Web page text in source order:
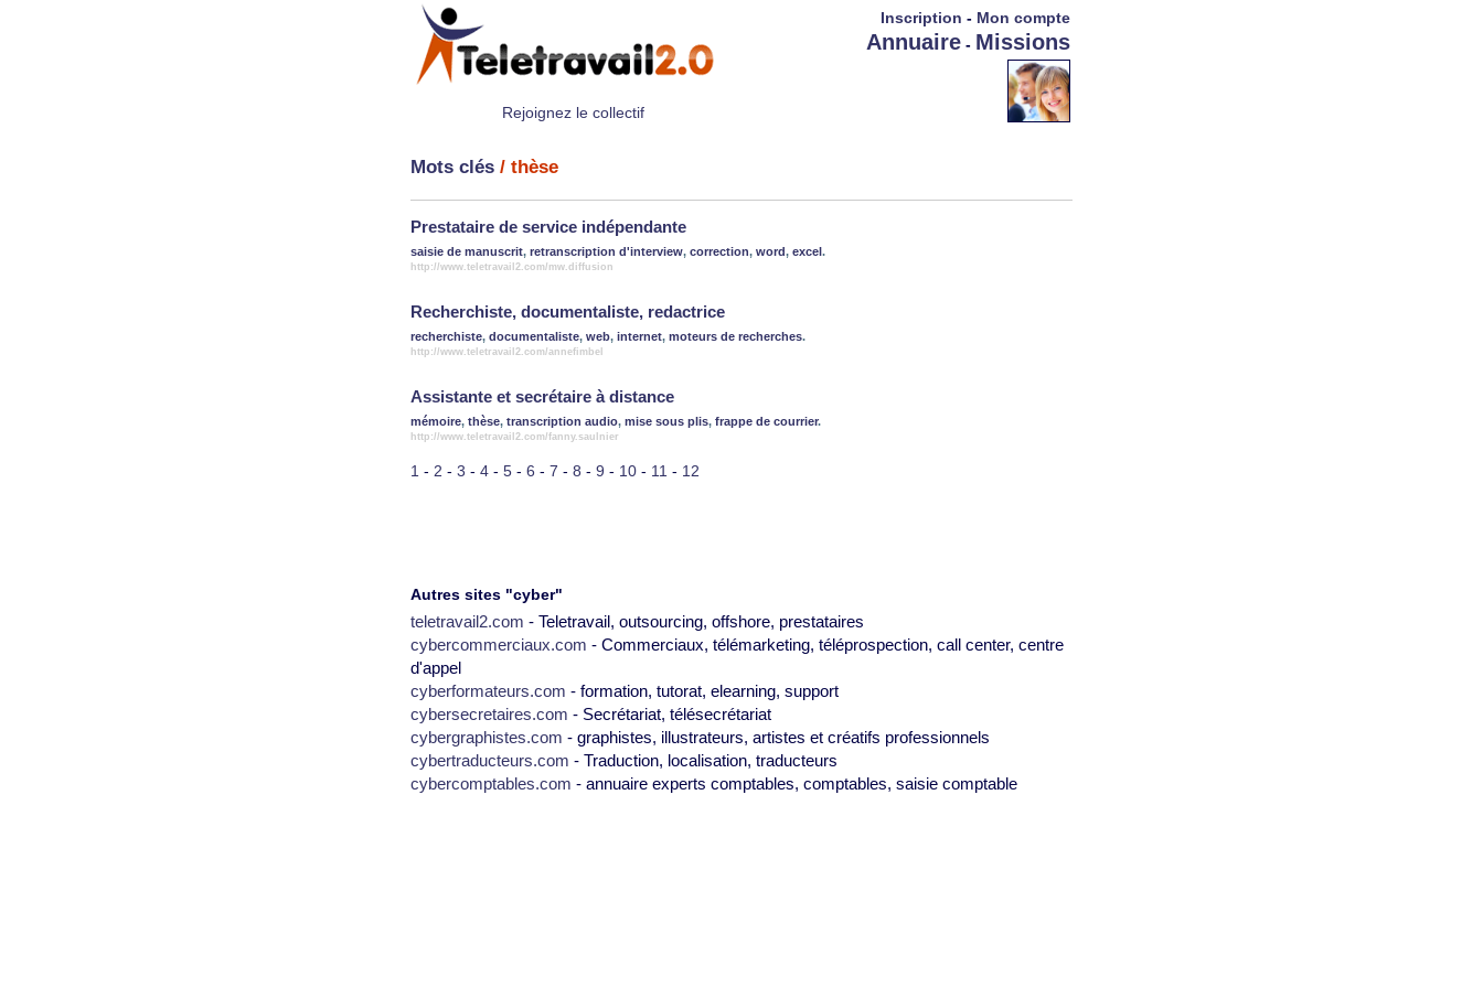
Rejoignez le collectif
Inscription - Mon compte
Annuaire - Missions
Mots clés / thèse
Prestataire de service indépendante
saisie de manuscrit, retranscription d'interview, correction, word, excel.
http://www.teletravail2.com/mw.diffusion
Recherchiste, documentaliste, redactrice
recherchiste, documentaliste, web, internet, moteurs de recherches.
http://www.teletravail2.com/annefimbel
Assistante et secrétaire à distance
mémoire, thèse, transcription audio, mise sous plis, frappe de courrier.
http://www.teletravail2.com/fanny.saulnier
1 - 2 - 3 - 4 - 5 - 6 - 7 - 8 - 9 - 10 - 11 - 12
Autres sites "cyber"
teletravail2.com - Teletravail, outsourcing, offshore, prestataires
cybercommerciaux.com - Commerciaux, télémarketing, téléprospection, call center, centre
d'appel
cyberformateurs.com - formation, tutorat, elearning, support
cybersecretaires.com - Secrétariat, télésecrétariat
cybergraphistes.com - graphistes, illustrateurs, artistes et créatifs professionnels
cybertraducteurs.com - Traduction, localisation, traducteurs
cybercomptables.com - annuaire experts comptables, comptables, saisie comptable